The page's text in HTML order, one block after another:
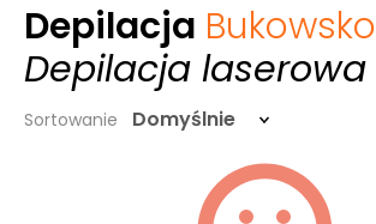
Depilacja Bukowsko
Depilacja laserowa
Sortowanie Domyślnie